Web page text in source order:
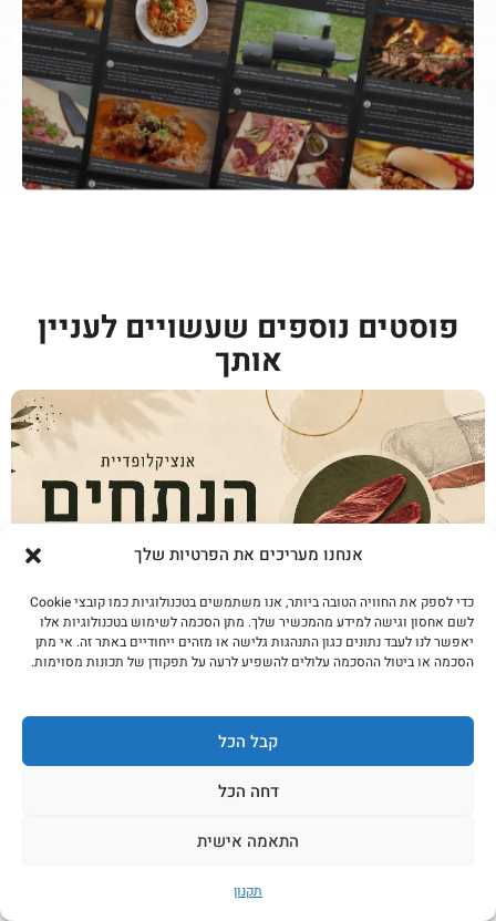
אנחנו מעריכים את הפרטיות שלך
כדי לספק את החוויה הטובה ביותר, אנו משתמשים בטכנולוגיות כמו קובצי Cookie
לשם אחסון וגישה למידע מהמכשיר שלך. מתן הסכמה לשימוש בטכנולוגיות אלו
יאפשר לנו לעבד נתונים כגון התנהגות גלישה או מזהים ייחודיים באתר זה. אי מתן
הסכמה או ביטול ההסכמה עלולים להשפיע לרעה על תפקודן של תכונות מסוימות.
קבל הכל
דחה הכל
התאמה אישית
תקנון
פוסטים נוספים שעשויים לעניין
אותך
אנציקלופדיית הנתחים · פרק 2 סקירט
לקריאה נוספת